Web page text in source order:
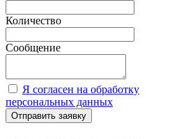
Количество
Сообщение
Я согласен на обработку
персональных данных
Отправить заявку